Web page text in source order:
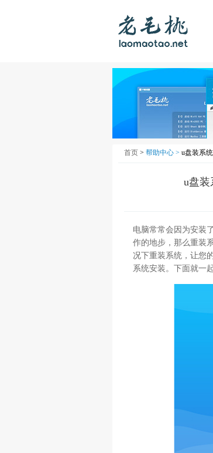
首页 > 帮助中心 > u盘装系
u盘装
电脑常常会因为安装
作的地步，那么重装
况下重装系统，让您
系统安装。下面就一